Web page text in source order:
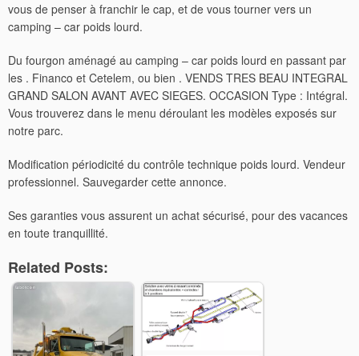
vous de penser à franchir le cap, et de vous tourner vers un
camping – car poids lourd.
Du fourgon aménagé au camping – car poids lourd en passant par
les . Financo et Cetelem, ou bien . VENDS TRES BEAU INTEGRAL
GRAND SALON AVANT AVEC SIEGES. OCCASION Type : Intégral.
Vous trouverez dans le menu déroulant les modèles exposés sur
notre parc.
Modification périodicité du contrôle technique poids lourd. Vendeur
professionnel. Sauvegarder cette annonce.
Ses garanties vous assurent un achat sécurisé, pour des vacances
en toute tranquillité.
Related Posts: